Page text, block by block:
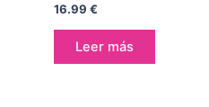
16.99 €
Leer más